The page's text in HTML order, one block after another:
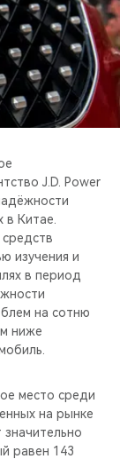
J.D. Power
Китае.
изучения и
в период
на сотню
ниже
место среди
на рынке
значительно
равен 143